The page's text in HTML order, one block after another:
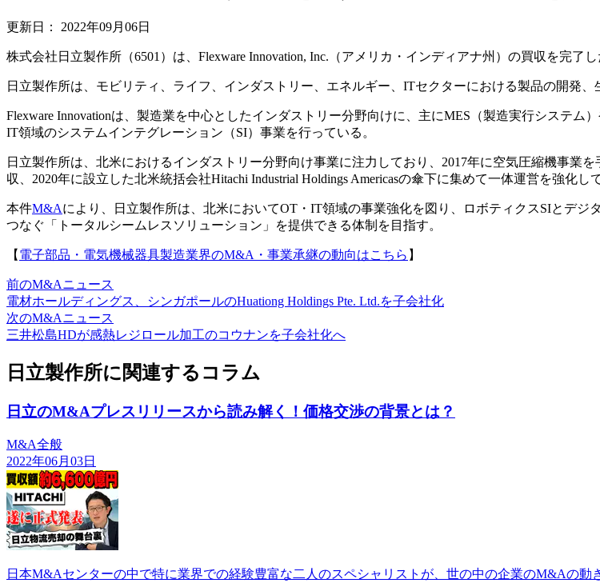
更新日： 2022年09月06日
株式会社日立製作所（6501）は、Flexware Innovation, Inc.（アメリカ・インディアナ州）の買収を完了し
日立製作所は、モビリティ、ライフ、インダストリー、エネルギー、ITセクターにおける製品の開発
Flexware Innovationは、製造業を中心としたインダストリー分野向けに、主にMES（製造実行システム
IT領域のシステムインテグレーション（SI）事業を行っている。
日立製作所は、北米におけるインダストリー分野向け事業に注力しており、2017年に空気圧縮機事業
収、2020年に設立した北米統括会社Hitachi Industrial Holdings Americasの傘下に集めて一体運営を強化し
本件M&Aにより、日立製作所は、北米においてOT・IT領域の事業強化を図り、ロボティクスSIとデ
つなぐ「トータルシームレスソリューション」を提供できる体制を目指す。
【 電子部品・電気機械器具製造業界のM&A・事業承継の動向はこちら 】
前のM&Aニュース
電材ホールディングス、シンガポールのHuationg Holdings Pte. Ltd.を子会社化
次のM&Aニュース
三井松島HDが感熱レジロール加工のコウナンを子会社化へ
日立製作所に関連するコラム
日立のM&Aプレスリリースから読み解く！価格交渉の背景とは？
M&A全般
2022年06月03日
日本M&Aセンターの中で特に業界での経験豊富な二人のスペシャリストが、世の中の企業のM&Aの